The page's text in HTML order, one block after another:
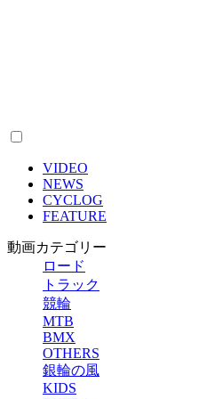
VIDEO
NEWS
CYCLOG
FEATURE
動画カテゴリー
ロード
トラック
競輪
MTB
BMX
OTHERS
銀輪の風
KIDS